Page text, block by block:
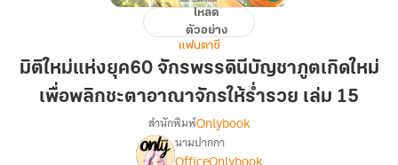
แห่ง
ยุค60
จักรพรรดิ
บัญชา
โหลด
ตัวอย่าง
แฟนตาซี
มิติใหม่แห่งยุค60 จักรพรรดินีบัญชาภูตเกิดใหม่
เพื่อพลิกชะตาอาณาจักรให้ร่ำรวย เล่ม 15
เรื่อง
สำนักพิมพ์Onlybook
นามปากกา